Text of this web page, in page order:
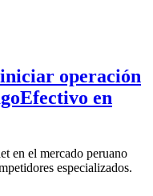
operación
en
en el mercado peruano
especializados.